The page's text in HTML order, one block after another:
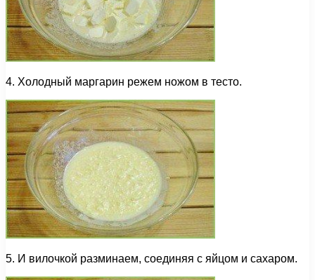
4. Холодный маргарин режем ножом в тесто.
5. И вилочкой разминаем, соединяя с яйцом и сахаром.